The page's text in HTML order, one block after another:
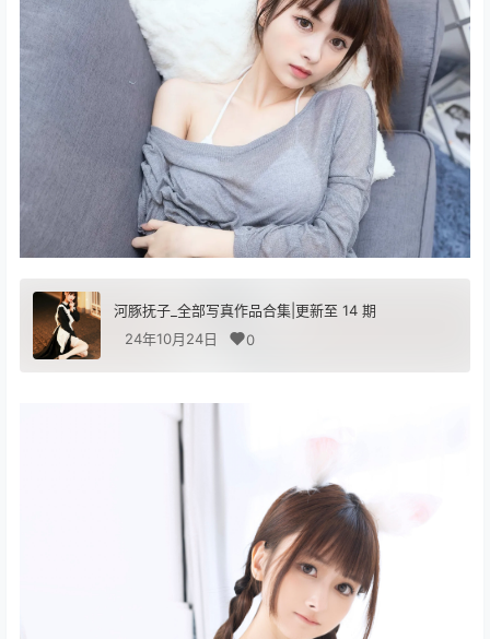
河豚抚子_全部写真作品合集|更新至 14 期
24年10月24日
0